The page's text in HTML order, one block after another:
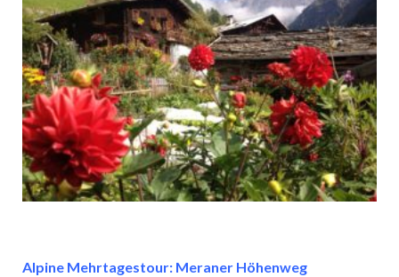
Alpine Mehrtagestour: Meraner Höhenweg